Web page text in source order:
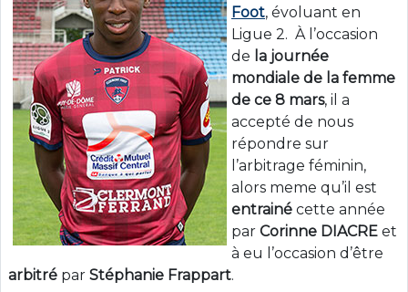
Foot, évoluant en
Ligue 2. À l’occasion
de la journée
mondiale de la femme
de ce 8 mars, il a
accepté de nous
répondre sur
l’arbitrage féminin,
alors meme qu’il est
entrainé cette année
par Corinne DIACRE et
à eu l’occasion d’être
arbitré par Stéphanie Frappart.